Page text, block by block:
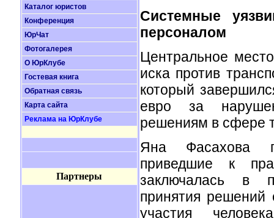
Каталог юристов
Конференция
ЮрЧат
Фотогалерея
О ЮрКлубе
Гостевая книга
Обратная связь
Карта сайта
Реклама на ЮрКлубе
Партнеры
Системные
персоналом
Центральное
иска против
который
евро за
решениям в сфере
Яна Фасахова
приведшие к
заключалась в
принятия решений
участия